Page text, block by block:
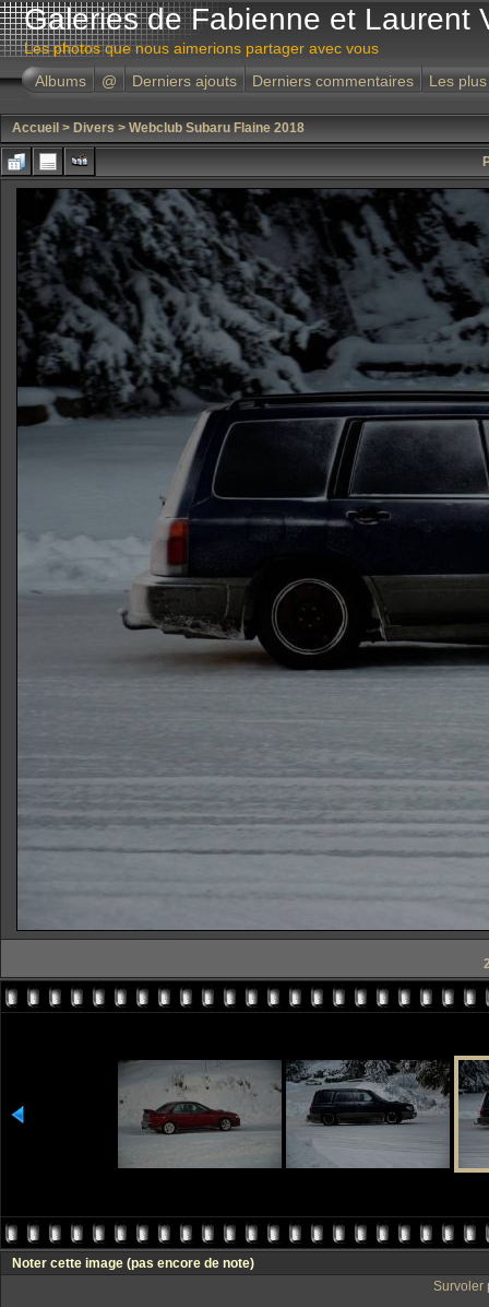
Galeries de Fabienne et Laurent
Les photos que nous aimerions partager avec vous
Albums
@ Derniers ajouts Derniers commentaires Les
Accueil > Divers > Webclub Subaru Flaine 2018
Noter cette image (pas encore de note)
Survoler